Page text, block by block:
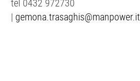
tel 0432 972730
| gemona.trasaghis@manpower.it